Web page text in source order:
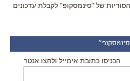
של "סינמסקופ" לקבלת עדכונים
הכניסו כתובת אימייל ולחצו אנטר